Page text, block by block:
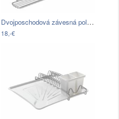
Dvojposchodová závesná polička Metaltex…
18,-€